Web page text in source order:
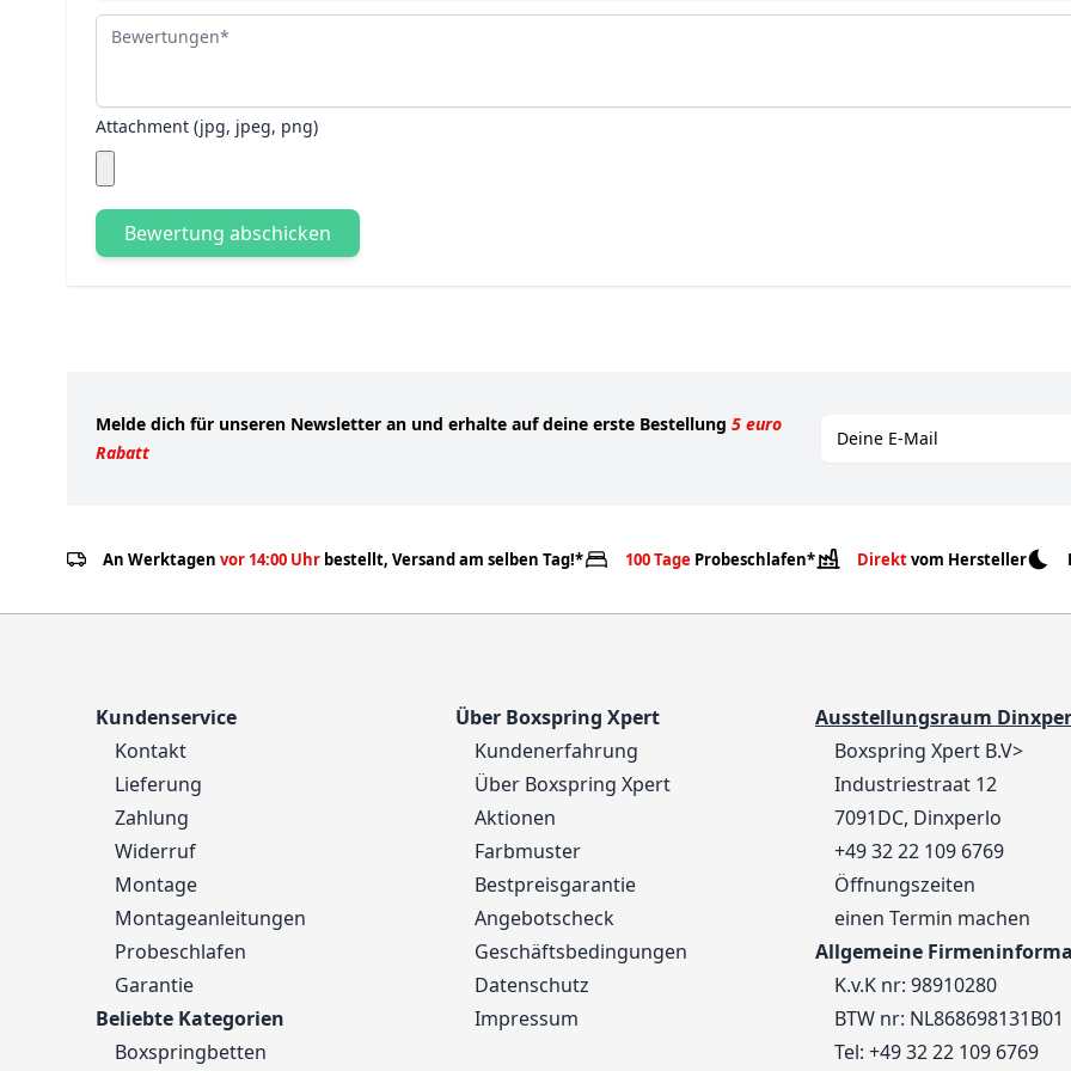
Bewertungen
Attachment (jpg, jpeg, png)
Bewertung abschicken
Melde dich für unseren Newsletter an und erhalte auf deine erste Bestellung 5 euro
Rabatt
E-mailadres
An Werktagen vor 14:00 Uhr bestellt, Versand am selben Tag!* 100 Tage Probeschlafen* Direktvom Hersteller
Kundenservice
Kontakt
Lieferung
Zahlung
Widerruf
Montage
Montageanleitungen
Probeschlafen
Garantie
Beliebte Kategorien
Boxspringbetten
Über Boxspring Xpert
Kundenerfahrung
Über Boxspring Xpert
Aktionen
Farbmuster
Bestpreisgarantie
Angebotscheck
Geschäftsbedingungen
Datenschutz
Impressum
Ausstellungsraum
Boxspring Xpert B.V>
Industriestraat 12
7091DC, Dinxperlo
+49 32 22 109 6769
Öffnungszeiten
einen Termin machen
Allgemeine
K.v.K nr: 98910280
BTW nr: NL868698131B01
Tel: +49 32 22 109 6769